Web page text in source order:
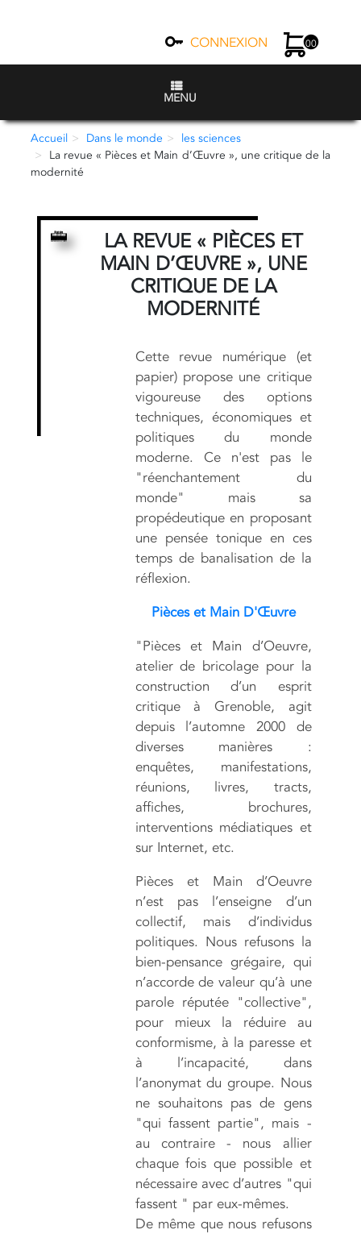
CONNEXION 00
MENU
Accueil Dans le monde
les sciences
La revue « Pièces et Main d’Œuvre », une critique de la
modernité
LA REVUE « PIÈCES ET
MAIN D’ŒUVRE », UNE
CRITIQUE DE LA
MODERNITÉ
Cette revue numérique (et
papier) propose une critique
vigoureuse des options
techniques, économiques et
politiques du monde
moderne. Ce n'est pas le
"réenchantement du
monde" mais sa
propédeutique en proposant
une pensée tonique en ces
temps de banalisation de la
réflexion.
Pièces et Main D'Œuvre
"Pièces et Main d’Oeuvre,
atelier de bricolage pour la
construction d’un esprit
critique à Grenoble, agit
depuis l’automne 2000 de
diverses manières :
enquêtes, manifestations,
réunions, livres, tracts,
affiches, brochures,
interventions médiatiques et
sur Internet, etc.
Pièces et Main d’Oeuvre
n’est pas l’enseigne d’un
collectif, mais d’individus
politiques. Nous refusons la
bien-pensance grégaire, qui
n’accorde de valeur qu’à une
parole réputée "collective",
pour mieux la réduire au
conformisme, à la paresse et
à l’incapacité, dans
l’anonymat du groupe. Nous
ne souhaitons pas de gens
"qui fassent partie", mais -
au contraire - nous allier
chaque fois que possible et
nécessaire avec d’autres "qui
fassent " par eux-mêmes.
De même que nous refusons